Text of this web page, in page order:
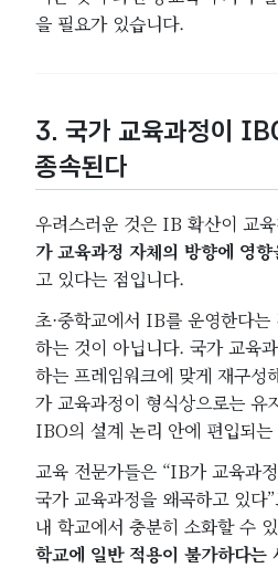
을 필요가 있습니다.
3. 국가 교육과정이
종속된다
우려스러운 것은 IB 확산이 교
가 교육과정 자체의 방향에 영
고 있다는 점입니다.
초·중학교에서 IB를 운영한다
하는 것이 아닙니다. 국가 교육
하는 프레임워크에 맞게 재구성
가 교육과정이 형식상으로는 유
IBO의 설계 논리 안에 편입되는
교육 전문가들은 “IB가 교육과
국가 교육과정을 왜곡하고 있다
내 학교에서 충분히 소화할 수
학교에 일반 적용이 불가하다는